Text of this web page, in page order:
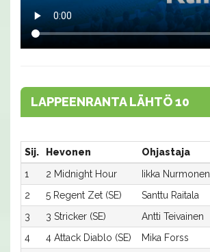
LAPPEENRANTA LÄHTÖ 10
Sij. Hevonen Ohjastaja
1
2 Midnight Hour Iikka Nurmonen
2
5 Regent Zet (SE) Santtu Raitala
3
3 Stricker (SE) Antti Teivainen
4
4 Attack Diablo (SE) Mika Forss